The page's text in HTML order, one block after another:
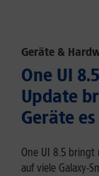
Geräte &
One UI
Update
Geräte
One UI 8.5 bringt
auf viele Galaxy-